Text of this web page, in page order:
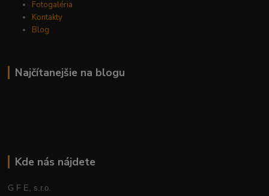
Fotogaléria
Kontakty
Blog
Najčítanejšie na blogu
Kde nás nájdete
G F E, s.r.o.